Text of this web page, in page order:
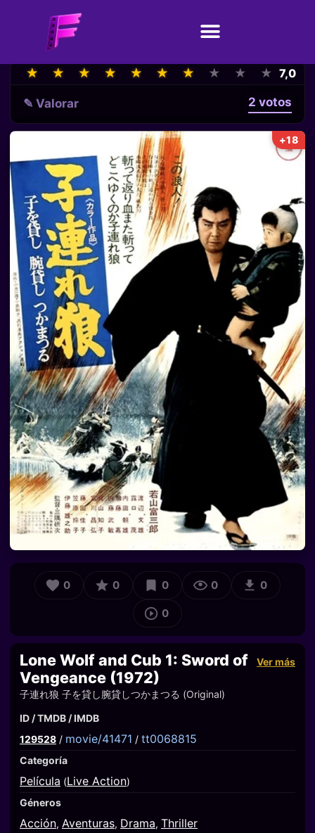
★
★ ★
★ ★
★ ★
★ ★
★ ★
★ ★
★ ★
★ ★
★ ★
★ 7,0
✎ Valorar 2 votos
+18
0 0 0 0 0
0
Lone Wolf and Cub 1: Sword of
Vengeance (1972)
Ver más
子連れ狼 子を貸し腕貸しつかまつる (Original)
ID / TMDB / IMDB
129528 / movie/41471 / tt0068815
Categoría
Película (Live Action)
Géneros
Acción, Aventuras, Drama, Thriller